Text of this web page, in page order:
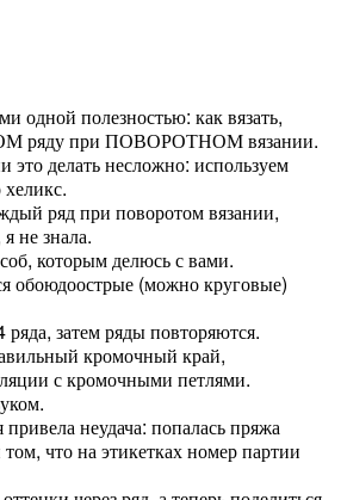
одной полезностью: как вязать,
ряду при ПОВОРОТНОМ вязании.
это делать несложно: используем
ряд при поворотом вязании,
не знала.
которым делюсь с вами.
обоюдоострые (можно круговые)
затем ряды повторяются.
кромочный край,
с кромочными петлями.
неудача: попалась пряжа
что на этикетках номер партии